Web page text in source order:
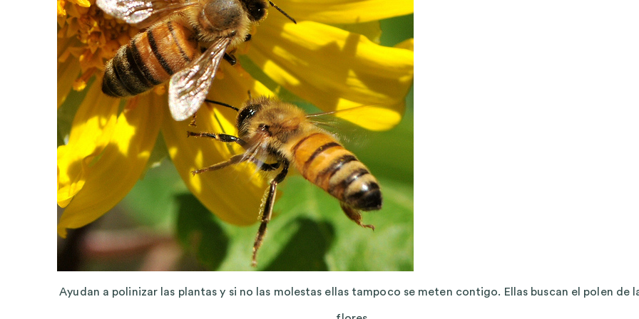
Ayudan a polinizar las plantas y si no las molestas ellas tampoco se meten contigo. Ellas buscan el polen de